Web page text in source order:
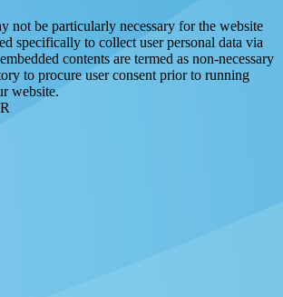
not be particularly necessary for the website
specifically to collect user personal data via
contents are termed as non-necessary
to procure user consent prior to running
website.